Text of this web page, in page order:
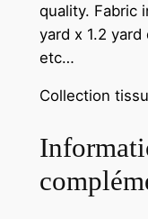
quality. Fabric
yard x 1.2
etc…
Collection